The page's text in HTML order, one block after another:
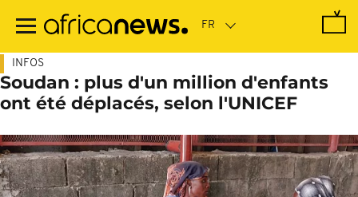
contenu
INFOS
Soudan : plus d'un million d'enfants
ont été déplacés, selon l'UNICEF